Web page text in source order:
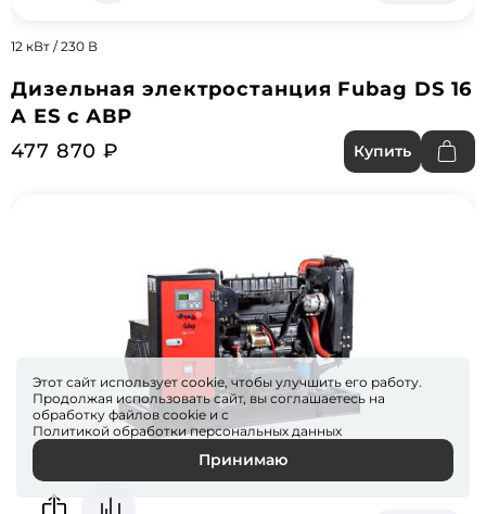
12 кВт / 230 В
Дизельная электростанция Fubag DS 16
A ES с АВР
477 870 ₽
Купить
Этот сайт использует cookie, чтобы улучшить его работу.
Продолжая использовать сайт, вы соглашаетесь на
обработку файлов cookie и с
Политикой обработки персональных данных
Принимаю